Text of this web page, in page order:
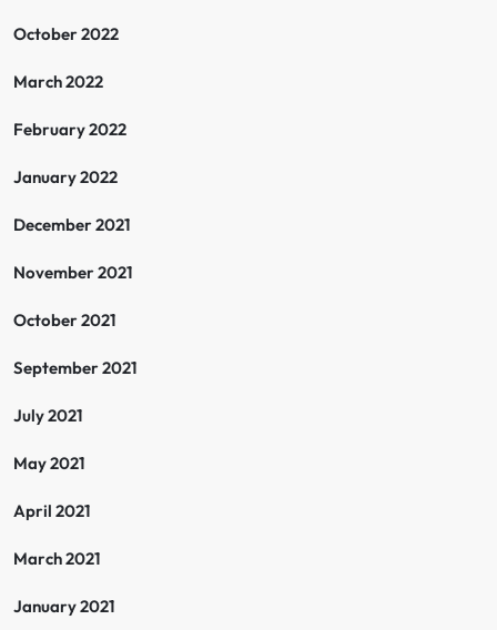
October 2022
March 2022
February 2022
January 2022
December 2021
November 2021
October 2021
September 2021
July 2021
May 2021
April 2021
March 2021
January 2021